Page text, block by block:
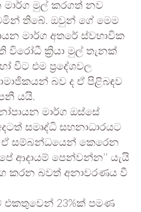
මුල් කරගත් නව
තිබේ. ඔවුන් ගේ මෙම
මාර්ග අතරේ ස්වභාවික
විරෝධී ක්‍රියා මුල් තැනක්
විට එම ප‍්‍රදේශවල
බව ද ඒ පිළිබඳව
යයි.
මාර්ග ඔස්සේ
සමෘද්ධි සහනාධාරයට
සම්බන්ධයෙන් කෙරෙන
ආදායම් පෙන්වන්න’’ යැයි
කරන බවත් අනාවරණය වී
එකතුවෙන් 23%ක් පමණ